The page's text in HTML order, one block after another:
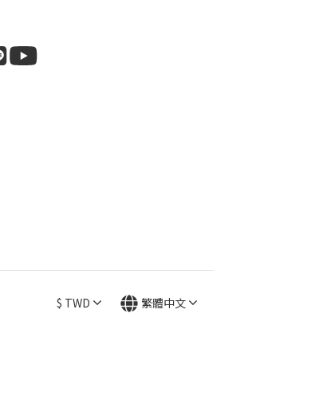
$ TWD 繁體中文